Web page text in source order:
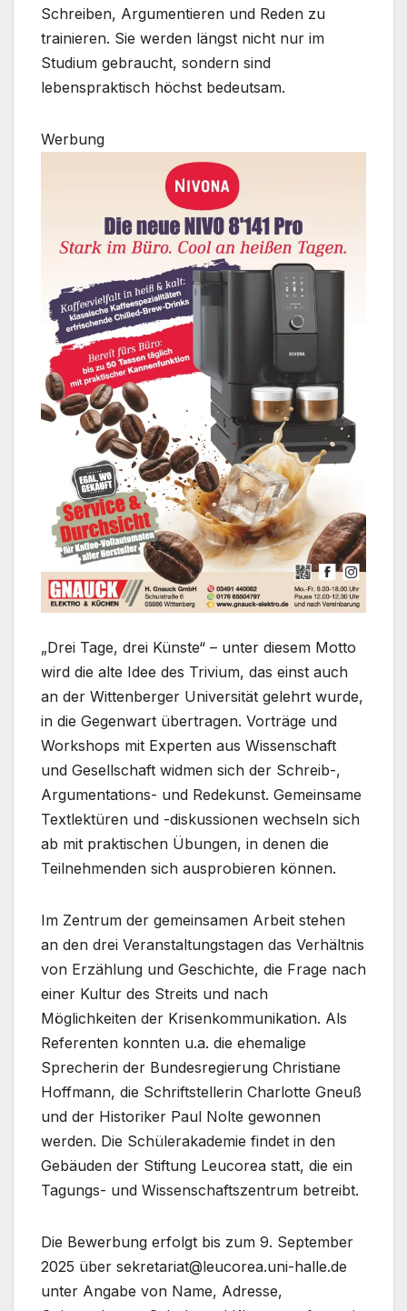
Schreiben, Argumentieren und Reden zu
trainieren. Sie werden längst nicht nur im
Studium gebraucht, sondern sind
lebenspraktisch höchst bedeutsam.
Werbung
„Drei Tage, drei Künste“ – unter diesem Motto
wird die alte Idee des Trivium, das einst auch
an der Wittenberger Universität gelehrt wurde,
in die Gegenwart übertragen. Vorträge und
Workshops mit Experten aus Wissenschaft
und Gesellschaft widmen sich der Schreib-,
Argumentations- und Redekunst. Gemeinsame
Textlektüren und -diskussionen wechseln sich
ab mit praktischen Übungen, in denen die
Teilnehmenden sich ausprobieren können.
Im Zentrum der gemeinsamen Arbeit stehen
an den drei Veranstaltungstagen das Verhältnis
von Erzählung und Geschichte, die Frage nach
einer Kultur des Streits und nach
Möglichkeiten der Krisenkommunikation. Als
Referenten konnten u.a. die ehemalige
Sprecherin der Bundesregierung Christiane
Hoffmann, die Schriftstellerin Charlotte Gneuß
und der Historiker Paul Nolte gewonnen
werden. Die Schülerakademie findet in den
Gebäuden der Stiftung Leucorea statt, die ein
Tagungs- und Wissenschaftszentrum betreibt.
Die Bewerbung erfolgt bis zum 9. September
2025 über sekretariat@leucorea.uni-halle.de
unter Angabe von Name, Adresse,